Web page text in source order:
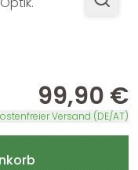
99,90 €
Versand (DE/AT)